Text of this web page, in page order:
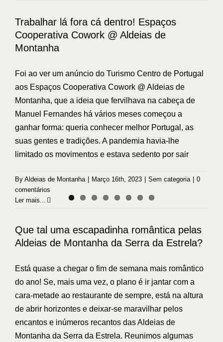
Montanha
Sem categoria
Trabalhar lá fora cá dentro! Espaços
Cooperativa Cowork @ Aldeias de
Montanha
Foi ao ver um anúncio do Turismo Centro de Portugal
aos Espaços Cooperativa Cowork @ Aldeias de
Montanha, que a ideia que fervilhava na cabeça de
Manuel Fernandes há vários meses começou a
ganhar forma: queria conhecer melhor Portugal, as
suas gentes e tradições. A pandemia havia-lhe
limitado os movimentos e estava sedento por sair
By Aldeias de Montanha Março 16th, 2023 Sem categoria
0
comentários
Ler mais...Que tal uma escapadinha romântica
Estrela?
Sem categoria
Que tal uma escapadinha romântica pelas
Aldeias de Montanha da Serra da Estrela?
Está quase a chegar o fim de semana mais romântico
do ano! Se, mais uma vez, o plano é ir jantar com a
cara-metade ao restaurante de sempre, está na altura
de abrir horizontes e deixar-se maravilhar pelos
encantos e inúmeros recantos das Aldeias de
Montanha da Serra da Estrela. Reunimos algumas